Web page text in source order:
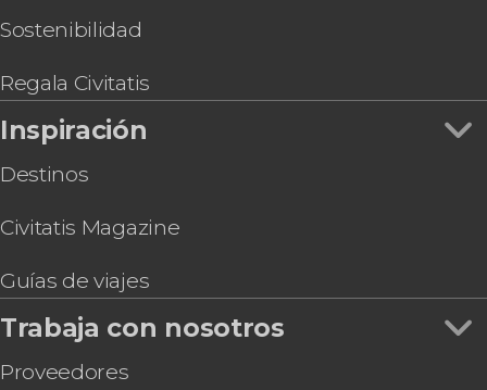
Entrada a House of Hype
Pase de 1 día para el Riva Beach Club
Sostenibilidad
Regala Civitatis
Inspiración
Destinos
Civitatis Magazine
Guías de viajes
Trabaja con nosotros
Proveedores